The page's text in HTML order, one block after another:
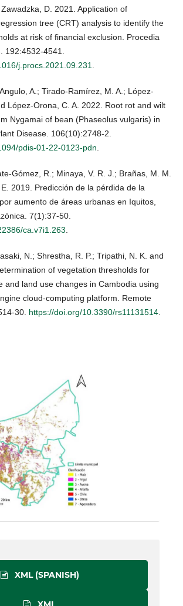
D. 2021. Application of
tree (CRT) analysis to identify the
at risk of financial exclusion. Procedia
192:4532-4541.
j.procs.2021.09.231.
A.; Tirado-Ramírez, M. A.; López-
López-Orona, C. A. 2022. Root rot and wilt
Nygamai of bean (Phaseolus vulgaris) in
Disease. 106(10):2748-2.
pdis-01-22-0123-pdn.
Gómez, R.; Minaya, V. R. J.; Brañas, M. M.
2019. Predicción de la pérdida de la
aumento de áreas urbanas en Iquitos,
7(1):37-50.
ca.v7i1.263.
N.; Shrestha, R. P.; Tripathi, N. K. and
of vegetation thresholds for
and land use changes in Cambodia using
cloud-computing platform. Remote
30. https://doi.org/10.3390/rs11131514.
XML (SPANISH)